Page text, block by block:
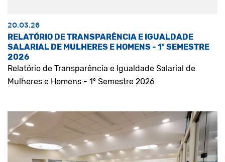
20.03.26
RELATÓRIO DE TRANSPARÊNCIA E IGUALDADE
SALARIAL DE MULHERES E HOMENS - 1º SEMESTRE
2026
Relatório de Transparência e Igualdade Salarial de
Mulheres e Homens - 1º Semestre 2026